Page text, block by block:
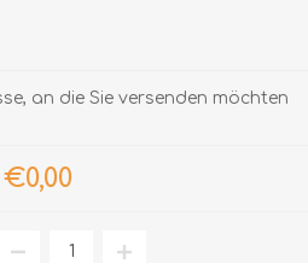
an die Sie versenden möchten
€0,00